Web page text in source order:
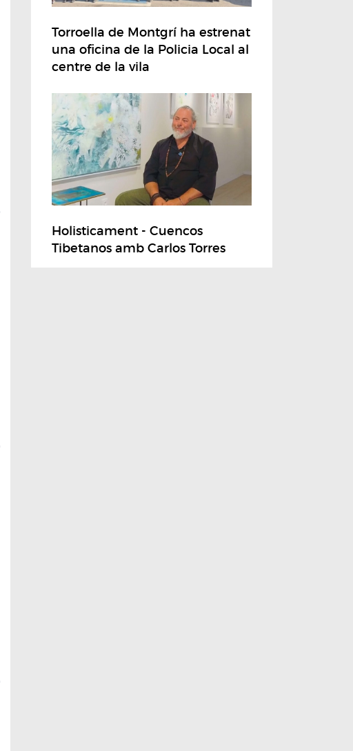
Torroella de Montgrí ha estrenat
una oficina de la Policia Local al
centre de la vila
Holisticament - Cuencos
Tibetanos amb Carlos Torres